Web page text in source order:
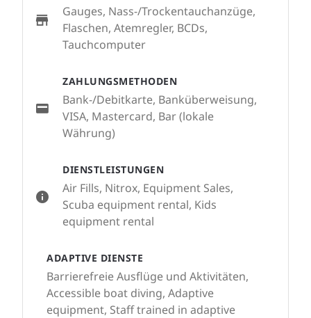
DIENSTLEISTUNGEN
Air Fills, Nitrox, Equipment Sales,
Scuba equipment rental, Kids
equipment rental
ADAPTIVE DIENSTE
Barrierefreie Ausflüge und Aktivitäten,
Accessible boat diving, Adaptive
equipment, Staff trained in adaptive
Gauges, Nass-/Trockentauchanzüge,
Flaschen, Atemregler, BCDs,
Tauchcomputer
ZAHLUNGSMETHODEN
Bank-/Debitkarte, Banküberweisung,
VISA, Mastercard, Bar (lokale
Währung)